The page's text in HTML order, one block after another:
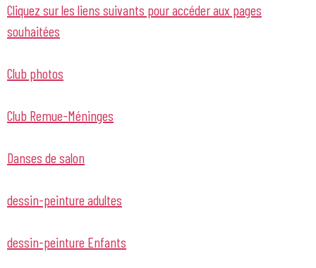
Cliquez sur les liens suivants pour accéder aux pages
souhaitées
Club photos
Club Remue-Méninges
Danses de salon
dessin-peinture adultes
dessin-peinture Enfants